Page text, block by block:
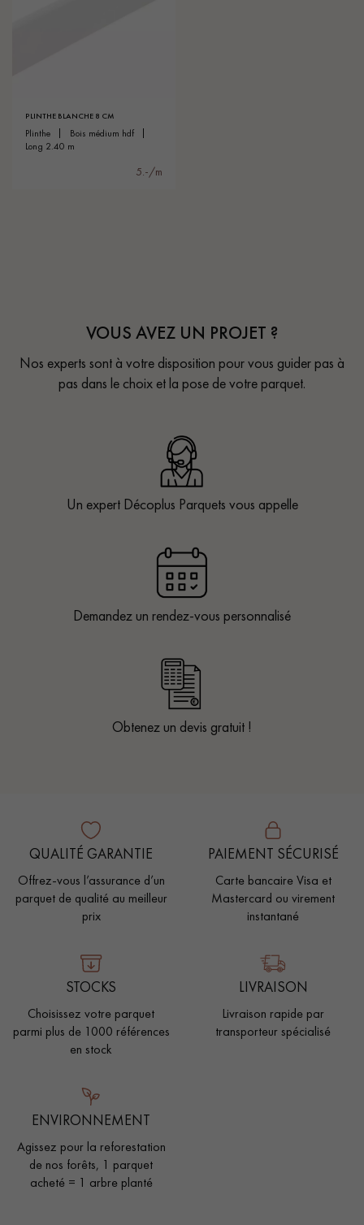
PLINTHE BLANCHE 8 CM
plinthe
bois médium hdf
long 2.40 m
5.-/m
VOUS AVEZ UN PROJET ?
Nos experts sont à votre disposition pour vous guider pas à
pas dans le choix et la pose de votre parquet.
Un expert Décoplus Parquets vous appelle
Demandez un rendez-vous personnalisé
Obtenez un devis gratuit !
QUALITÉ GARANTIE
Offrez-vous l’assurance d’un
parquet de qualité au meilleur
prix
PAIEMENT SÉCURISÉ
Carte bancaire Visa et
Mastercard ou virement
instantané
STOCKS
Choisissez votre parquet
parmi plus de 1000 références
en stock
LIVRAISON
Livraison rapide par
transporteur spécialisé
ENVIRONNEMENT
Agissez pour la reforestation
de nos forêts, 1 parquet
acheté = 1 arbre planté